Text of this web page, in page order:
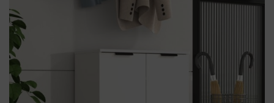
към
края
на
галерията
на
изображенията